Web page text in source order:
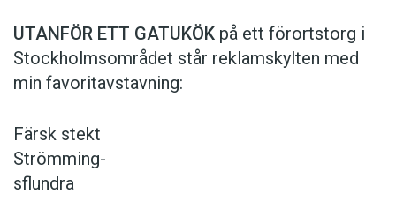
UTANFÖR ETT GATUKÖK på ett förortstorg i
Stockholmsområdet står reklamskylten med
min favoritavstavning:
Färsk stekt
Strömming-
sflundra